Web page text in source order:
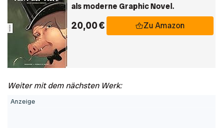
als moderne Graphic Novel.
20,00 € Zu Amazon
Weiter mit dem nächsten Werk: